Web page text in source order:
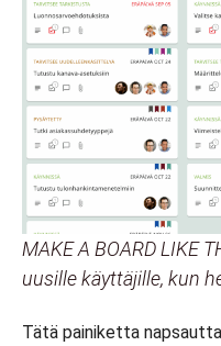
MAKE A BOARD LIKE
uusille käyttäjille, kun
Tätä painiketta